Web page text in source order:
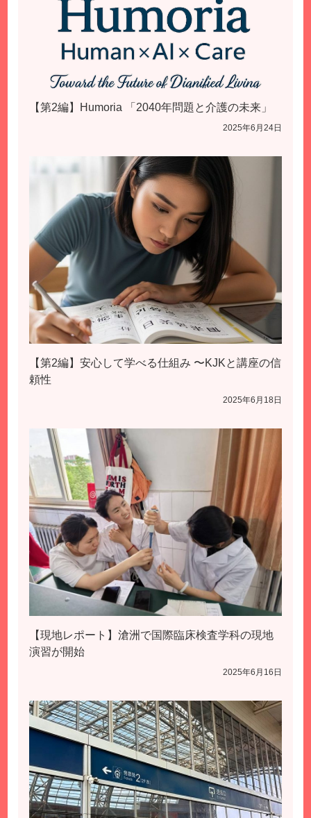
【第2編】Humoria 「2040年問題と介護の未来」
2025年6月24日
【第2編】安心して学べる仕組み 〜KJKと講座の信
頼性
2025年6月18日
【現地レポート】滄洲で国際臨床検査学科の現地
演習が開始
2025年6月16日